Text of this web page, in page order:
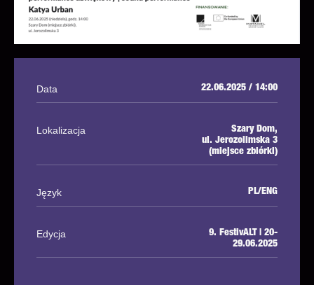
Data 22.06.2025 / 14:00
Lokalizacja
Szary Dom,
ul. Jerozolimska 3
(miejsce zbiórki)
Język PL/ENG
Edycja
9. FestivALT | 20-
29.06.2025